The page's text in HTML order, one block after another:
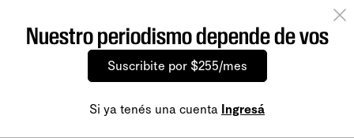
Nuestro periodismo depende de vos
Suscribite por $255/mes
Si ya tenés una cuenta Ingresá